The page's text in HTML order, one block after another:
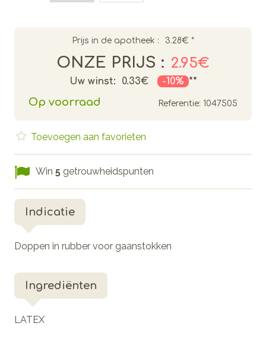
Prijs in de apotheek : 3.28€ *
ONZE PRIJS : 2.95€
Uw winst: 0.33€ -10% **
Op voorraad Referentie: 1047505
Toevoegen aan favorieten
Win 5 getrouwheidspunten
Indicatie
Doppen in rubber voor gaanstokken
Ingrediënten
LATEX